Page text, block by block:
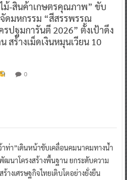
ม้-สินค้าเกษตรคุณภาพ” ขับ
ดมหกรรม “สีสรรพรรณ
ปฐมการันตี 2026” ตั้งเป้าดึง
สร้างเม็ดเงินหมุนเวียน 10
0
าท่า”เดินหน้าขับเคลื่อนคมนาคมทางน้ำ
ฒนาโครงสร้างพื้นฐาน ยกระดับความ
างเศรษฐกิจไทยเติบโตอย่างยั่งยืน